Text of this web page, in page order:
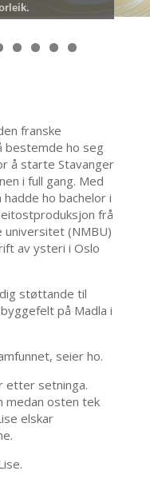
franske
bestemde ho seg
å starte Stavanger
i full gang. Med
ho bachelor i
frå
universitet (NMBU)
av ysteri i Oslo
støttande til
på Madla i
seier ho.
etter setninga.
medan osten tek
elskar